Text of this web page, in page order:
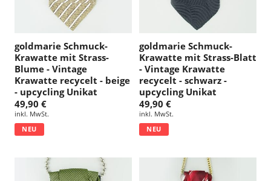
goldmarie Schmuck-
Krawatte mit Strass-
Blume - Vintage
Krawatte recycelt - beige
- upcycling Unikat
49,90 €
inkl. MwSt.
NEU
goldmarie Schmuck-
Krawatte mit Strass-Blatt
- Vintage Krawatte
recycelt - schwarz -
upcycling Unikat
49,90 €
inkl. MwSt.
NEU